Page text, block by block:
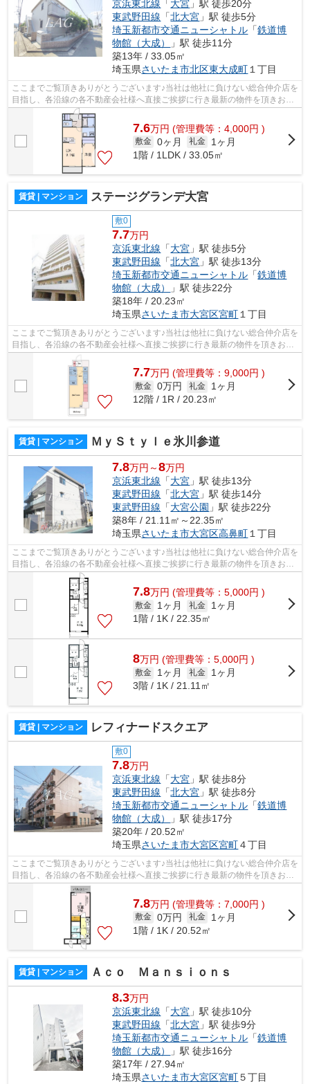
京浜東北線 「 大宮 」駅 徒歩20分
東武野田線 「北大宮 」駅 徒歩5分
埼玉新都市交通ニューシャトル 「鉄道博
物館（大成）
」駅 徒歩11分
築13年 / 33.05㎡
埼玉県さいたま市北区東大成町 １丁目
ここまでご覧頂きありがとうございます♪当社は他社に負けない総合仲介店を
目指し、各沿線の各不動産会社様へ直接ご挨拶に行き最新の物件を頂きお客
様へ提供しております！最新の情報は...
7.6万円 (管理費等：4,000円 )
敷金 0ヶ月 礼金
1ヶ月
1階 / 1LDK / 33.05㎡
賃貸 | マンション ステージグランデ大宮
敷0
7.7万円
京浜東北線 「大宮 」駅 徒歩5分
東武野田線 「北大宮 」駅 徒歩13分
埼玉新都市交通ニューシャトル 「鉄道博
物館（大成）
」駅 徒歩22分
築18年 / 20.23㎡
埼玉県さいたま市大宮区宮町 １丁目
ここまでご覧頂きありがとうございます♪当社は他社に負けない総合仲介店を
目指し、各沿線の各不動産会社様へ直接ご挨拶に行き最新の物件を頂きお客
様へ提供しております！最新の情報は...
7.7万円 (管理費等：9,000円 )
敷金 0万円 礼金
1ヶ月
12階 / 1R / 20.23㎡
賃貸 | マンション ＭｙＳｔｙｌｅ氷川参道
7.8万円～8万円
京浜東北線 「大宮 」駅 徒歩13分
東武野田線 「北大宮 」駅 徒歩14分
東武野田線 「大宮公園 」駅 徒歩22分
築8年 / 21.11㎡～22.35㎡
埼玉県さいたま市大宮区高鼻町 １丁目
ここまでご覧頂きありがとうございます♪当社は他社に負けない総合仲介店を
目指し、各沿線の各不動産会社様へ直接ご挨拶に行き最新の物件を頂きお客
様へ提供しております！最新の情報は...
7.8万円 (管理費等：5,000円 )
敷金 1ヶ月 礼金
1ヶ月
1階 / 1K / 22.35㎡
8万円 (管理費等：5,000円 )
敷金 1ヶ月 礼金
1ヶ月
3階 / 1K / 21.11㎡
賃貸 | マンション レフィナードスクエア
敷0
7.8万円
京浜東北線 「大宮 」駅 徒歩8分
東武野田線 「北大宮 」駅 徒歩8分
埼玉新都市交通ニューシャトル 「鉄道博
物館（大成）
」駅 徒歩17分
築20年 / 20.52㎡
埼玉県さいたま市大宮区宮町４丁目
ここまでご覧頂きありがとうございます♪当社は他社に負けない総合仲介店を
目指し、各沿線の各不動産会社様へ直接ご挨拶に行き最新の物件を頂きお客
様へ提供しております！最新の情報は...
7.8万円 (管理費等：7,000円 )
敷金 0万円 礼金
1ヶ月
1階 / 1K / 20.52㎡
賃貸 | マンション Ａｃｏ Ｍａｎｓｉｏｎｓ
8.3万円
京浜東北線 「大宮 」駅 徒歩10分
東武野田線 「北大宮 」駅 徒歩9分
埼玉新都市交通ニューシャトル 「鉄道博
物館（大成）
」駅 徒歩16分
築17年 / 27.94㎡
埼玉県さいたま市大宮区宮町５丁目